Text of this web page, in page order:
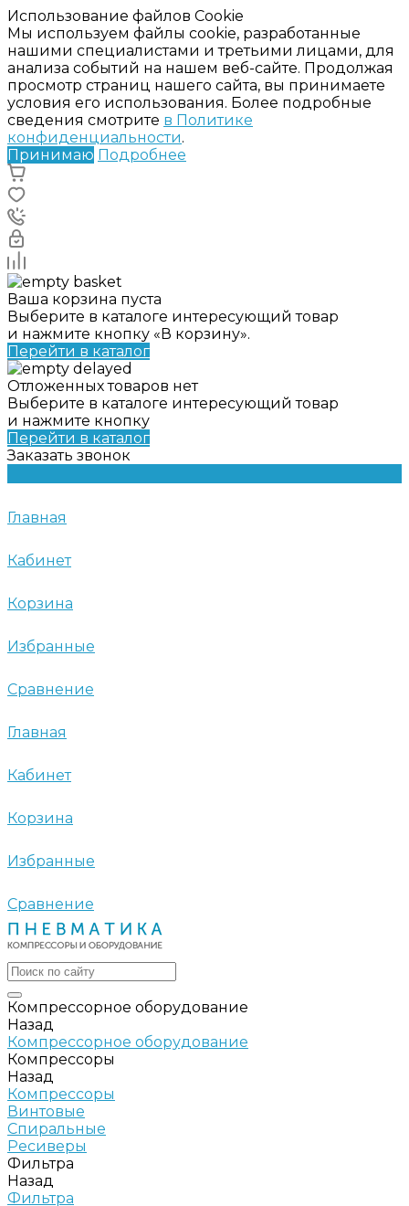
Использование файлов Cookie
Мы используем файлы cookie, разработанные
нашими специалистами и третьими лицами, для
анализа событий на нашем веб-сайте. Продолжая
просмотр страниц нашего сайта, вы принимаете
условия его использования. Более подробные
сведения смотрите в Политике
конфиденциальности.
Принимаю Подробнее
Ваша корзина пуста
Выберите в каталоге интересующий товар
и нажмите кнопку «В корзину».
Перейти в каталог
Отложенных товаров нет
Выберите в каталоге интересующий товар
и нажмите кнопку
Перейти в каталог
Заказать звонок
Главная
Кабинет
Корзина
Избранные
Сравнение
Главная
Кабинет
Корзина
Избранные
Сравнение
Компрессорное оборудование
Назад
Компрессорное оборудование
Компрессоры
Назад
Компрессоры
Винтовые
Спиральные
Ресиверы
Фильтра
Назад
Фильтра